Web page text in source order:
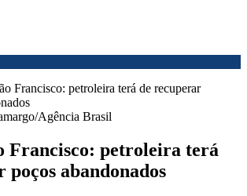
Agência Brasil
Francisco: petroleira terá
poços abandonados